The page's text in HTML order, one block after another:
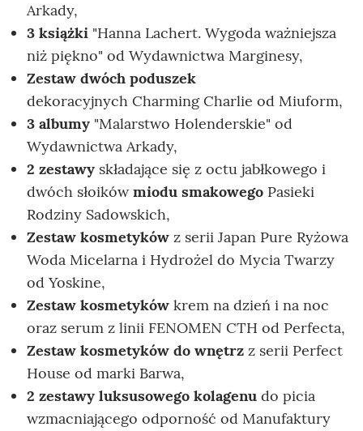
Arkady,
3 książki "Hanna Lachert. Wygoda ważniejsza
niż piękno" od Wydawnictwa Marginesy,
Zestaw dwóch poduszek
dekoracyjnych Charming Charlie od Miuform,
3 albumy "Malarstwo Holenderskie" od
Wydawnictwa Arkady,
2 zestawy składające się z octu jabłkowego i
dwóch słoikówmiodu smakowego Pasieki
Rodziny Sadowskich,
Zestaw kosmetyków z serii Japan Pure Ryżowa
Woda Micelarna i Hydrożel do Mycia Twarzy
od Yoskine,
Zestaw kosmetyków krem na dzień i na noc
oraz serum z linii FENOMEN CTH od Perfecta,
Zestaw kosmetyków do wnętrz z serii Perfect
House od marki Barwa,
2 zestawy luksusowego kolagenu do picia
wzmacniającego odporność od Manufaktury